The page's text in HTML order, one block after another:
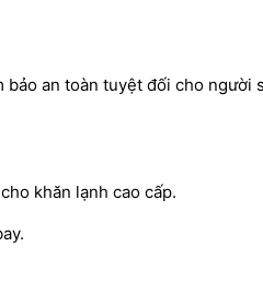
bảo an toàn tuyệt đối cho người
khăn lạnh cao cấp.